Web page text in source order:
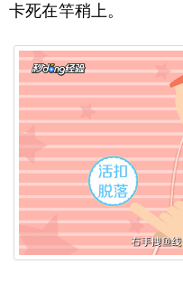
卡死在竿稍上。